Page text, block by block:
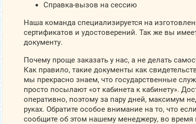
Справка-вызов на сессию
Наша команда специализируется на
сертификатов и удостоверений. Так же вы
документу.
Почему проще заказать у нас, а не делать
Как правило, такие документы как
мы прекрасно знаем, что государственные
просто посылают «от кабинета к кабинету».
оперативно, поэтому за пару дней, максимум
руках. Обратите особое внимание на то, что
сообщите об этом нашему менеджеру, во